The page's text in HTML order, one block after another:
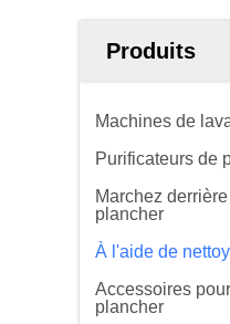
Produits
Machines de
Purificateurs de
Marchez
plancher
À l'aide de
Accessoires
plancher